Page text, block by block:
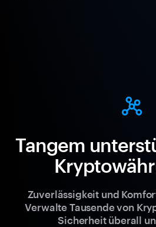
Tangem
Zuverlässigkeit und
Verwalte Tausende von
Sicherheit überall